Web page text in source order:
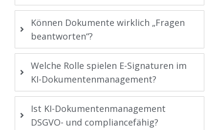
Können Dokumente wirklich „Fragen
beantworten“?
Welche Rolle spielen E-Signaturen im
KI-Dokumentenmanagement?
Ist KI-Dokumentenmanagement
DSGVO- und compliancefähig?